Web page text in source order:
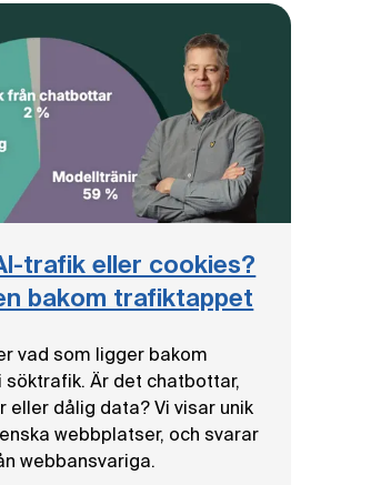
trafik eller cookies?
bakom trafiktappet
vad som ligger bakom
söktrafik. Är det chatbottar,
eller dålig data? Vi visar unik
webbplatser, och svarar
webbansvariga.